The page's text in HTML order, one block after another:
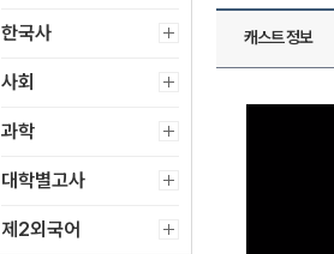
한국사
사회
과학
대학별고사
제2외국어
캐스트 정보